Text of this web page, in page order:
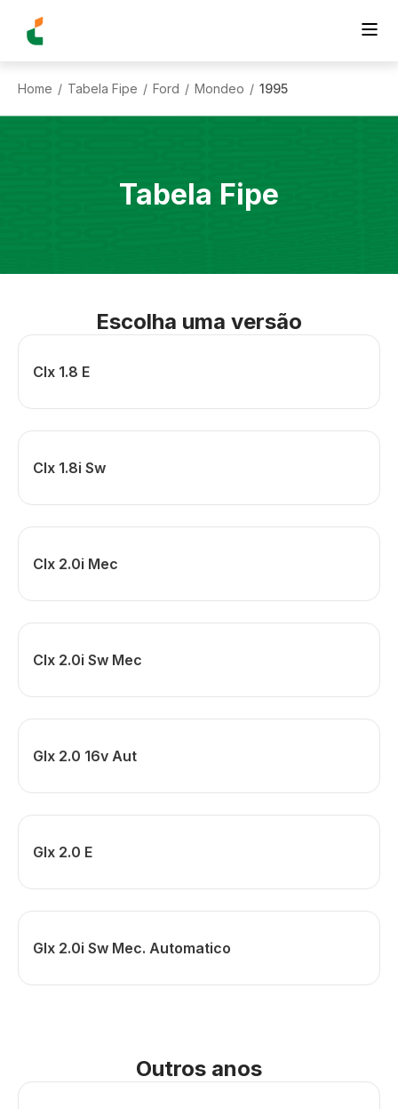
Home / Tabela Fipe / Ford / Mondeo / 1995
Tabela Fipe
Escolha uma versão
Clx 1.8 E
Clx 1.8i Sw
Clx 2.0i Mec
Clx 2.0i Sw Mec
Glx 2.0 16v Aut
Glx 2.0 E
Glx 2.0i Sw Mec. Automatico
Outros anos